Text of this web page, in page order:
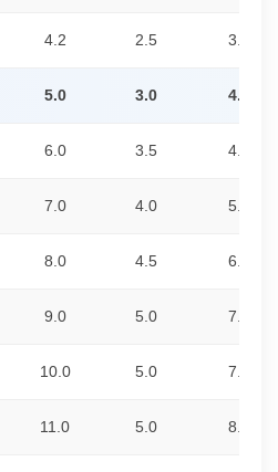
4.2 2.5 3.5
5.0 3.0 4.0
6.0 3.5 4.8
7.0 4.0 5.5
8.0 4.5 6.5
9.0 5.0 7.0
10.0 5.0 7.5
11.0 5.0 8.0